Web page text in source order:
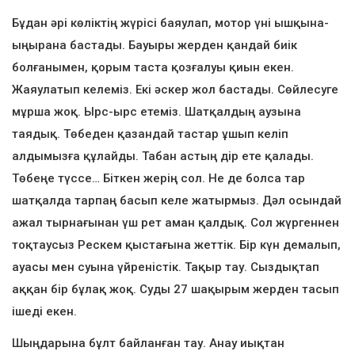
Бұдан әрі көліктің жүрісі баяулап, мотор үні ышқына-
ыңырана бастады. Бауыры жерден қандай биік
болғанымен, қорым таста қозғалуы қиын екен.
Жаяулатып келеміз. Екі әскер жол бастады. Сөйлесуге
мұрша жоқ. Ырс-ырс етеміз. Шатқалдың аузына
таядық. Төбеден қазандай тастар ұшып келіп
алдымызға құлайды. Табан астың дір ете қалады.
Төбеңе түссе… Біткен жерің сол. Не де болса тар
шатқалда тарпаң басып келе жатырмыз. Дәл осындай
ажал тырнағынан үш рет аман қалдық. Сол жүргеннен
тоқтаусыз Рескем қыстағына жеттік. Бір күн демалып,
ауасы мен суына үйреністік. Тақыр тау. Сыздықтап
аққан бір бұлақ жоқ. Суды 27 шақырым жерден тасып
ішеді екен.
Шыңдарына бұлт байланған тау. Анау иықтан